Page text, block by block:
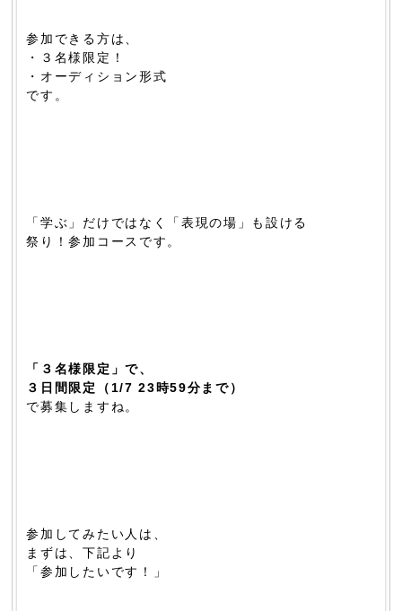
参加できる方は、
・３名様限定！
・オーディション形式
です。
「学ぶ」だけではなく「表現の場」も設ける
祭り！参加コースです。
「３名様限定」で、
３日間限定（1/7 23時59分まで）
で募集しますね。
参加してみたい人は、
まずは、下記より
「参加したいです！」